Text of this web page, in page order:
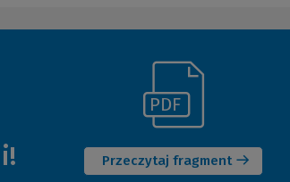
Przeczytaj fragment
(Nowe
okno)
(Link
do
innej
strony)